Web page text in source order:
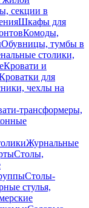
секции в
Шкафы для
Комоды,
Обувницы, тумбы в
столики,
Кровати и
для
чехлы на
трансформеры,
Журнальные
Столы,
Столы-
стулья,